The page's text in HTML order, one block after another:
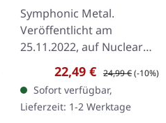
Symphonic Metal.
Veröffentlicht am
25.11.2022, auf Nuclear
Blast Records. Schwarzes
Vinyl im Gatefold-Cover.
Mit "Leviathan II"
demonstriert Therion…
Verkaufspreis:
22,49 € Regulärer Preis:
24,99 €(-10%)
Sofort verfügbar,
Lieferzeit: 1-2 Werktage